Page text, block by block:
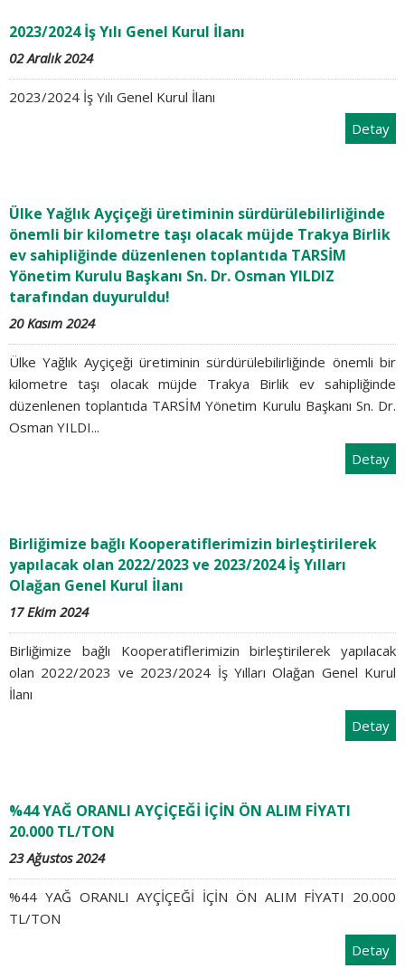
2023/2024 İş Yılı Genel Kurul İlanı
02 Aralık 2024
2023/2024 İş Yılı Genel Kurul İlanı
Detay
Ülke Yağlık Ayçiçeği üretiminin sürdürülebilirliğinde
önemli bir kilometre taşı olacak müjde Trakya Birlik
ev sahipliğinde düzenlenen toplantıda TARSİM
Yönetim Kurulu Başkanı Sn. Dr. Osman YILDIZ
tarafından duyuruldu!
20 Kasım 2024
Ülke Yağlık Ayçiçeği üretiminin sürdürülebilirliğinde önemli bir
kilometre taşı olacak müjde Trakya Birlik ev sahipliğinde
düzenlenen toplantıda TARSİM Yönetim Kurulu Başkanı Sn. Dr.
Osman YILDI...
Detay
Birliğimize bağlı Kooperatiflerimizin birleştirilerek
yapılacak olan 2022/2023 ve 2023/2024 İş Yılları
Olağan Genel Kurul İlanı
17 Ekim 2024
Birliğimize bağlı Kooperatiflerimizin birleştirilerek yapılacak
olan 2022/2023 ve 2023/2024 İş Yılları Olağan Genel Kurul
İlanı
Detay
%44 YAĞ ORANLI AYÇİÇEĞİ İÇİN ÖN ALIM FİYATI
20.000 TL/TON
23 Ağustos 2024
%44 YAĞ ORANLI AYÇİÇEĞİ İÇİN ÖN ALIM FİYATI 20.000
TL/TON
Detay